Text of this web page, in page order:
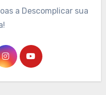
a Descomplicar sua